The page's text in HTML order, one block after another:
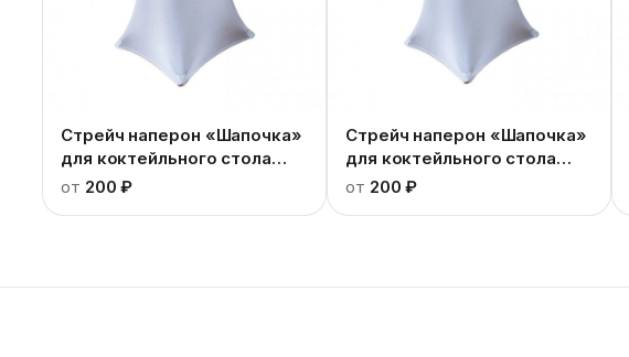
Стрейч наперон «Шапочка»
для коктейльного стола
золотой
от 200 ₽
Стрейч наперон «Шапочка»
для коктейльного стола
синий
от 200 ₽